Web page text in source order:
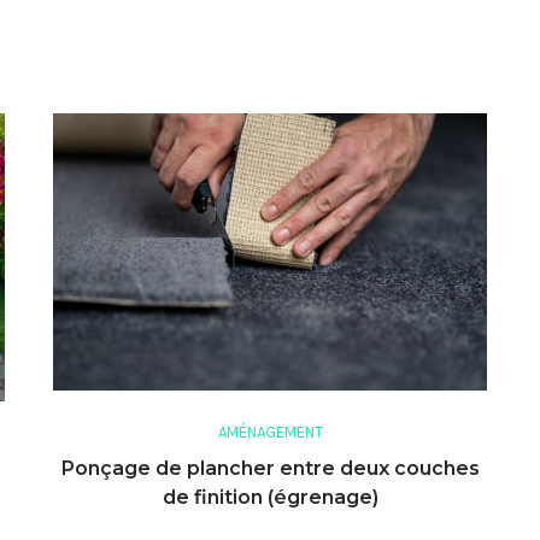
AMÉNAGEMENT
Ponçage de plancher entre deux couches
de finition (égrenage)